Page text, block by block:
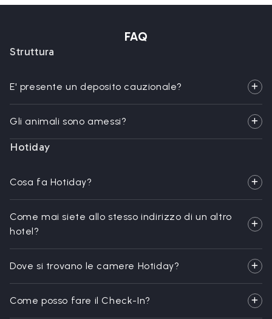
FAQ
Struttura
E' presente un deposito cauzionale?
Gli animali sono amessi?
Hotiday
Cosa fa Hotiday?
Come mai siete allo stesso indirizzo di un altro
hotel?
Dove si trovano le camere Hotiday?
Come posso fare il Check-In?